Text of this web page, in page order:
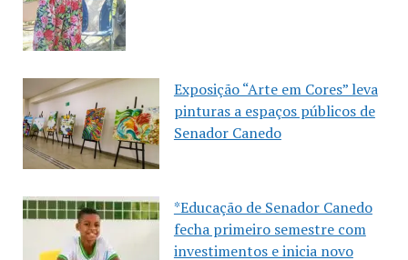
Exposição “Arte em Cores” leva
pinturas a espaços públicos de
Senador Canedo
*Educação de Senador Canedo
fecha primeiro semestre com
investimentos e inicia novo